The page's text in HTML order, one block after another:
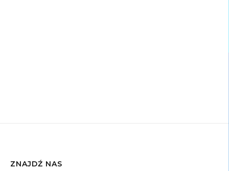
ZNAJDŹ NAS